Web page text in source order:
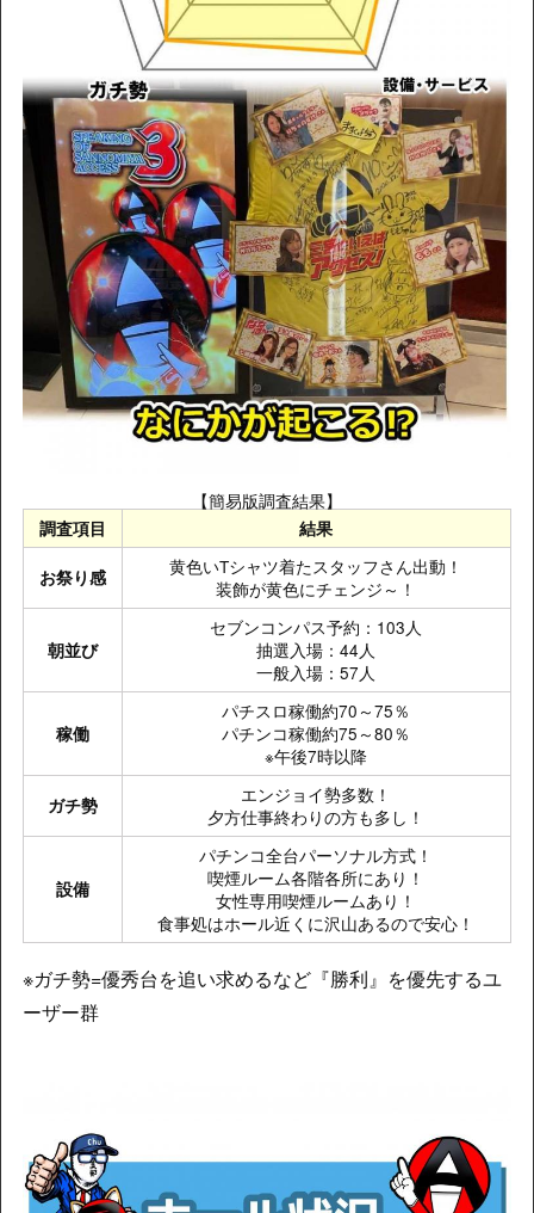
【簡易版調査結果】
調査項目 結果
お祭り感
黄色いTシャツ着たスタッフさん出動！
装飾が黄色にチェンジ～！
朝並び
セブンコンパス予約：103人
抽選入場：44人
一般入場：57人
稼働
​パチスロ稼働約70～75％
パチンコ稼働約75～80％
※午後7時以降
ガチ勢
​エンジョイ勢多数！
夕方仕事終わりの方も多し！
設備
パチンコ全台パーソナル方式！
喫煙ルーム各階各所にあり！
女性専用喫煙ルームあり！
食事処はホール近くに沢山あるので安心！
※ガチ勢=優秀台を追い求めるなど『勝利』を優先するユ
ーザー群